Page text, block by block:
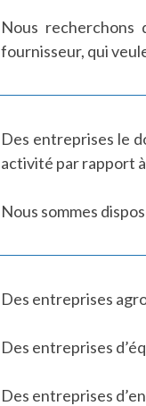
Nous recherchons
fournisseur, qui
Des entreprises le
activité par rapport
Nous sommes
Des entreprises
Des entreprises
Des entreprises